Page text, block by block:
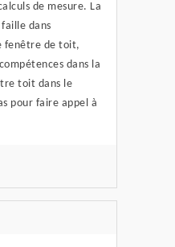
de mesure. La
dans
fenêtre de toit,
dans la
toit dans le
pour faire appel à